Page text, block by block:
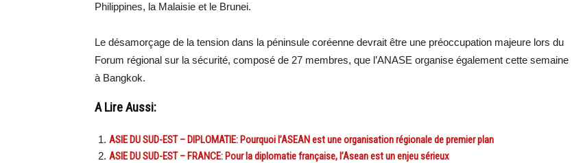
Philippines, la Malaisie et le Brunei.
Le désamorçage de la tension dans la péninsule coréenne devrait être une préoccupation majeure lors du
Forum régional sur la sécurité, composé de 27 membres, que l’ANASE organise également cette semaine
à Bangkok.
A Lire Aussi:
ASIE DU SUD-EST – DIPLOMATIE: Pourquoi l’ASEAN est une organisation régionale de premier plan
ASIE DU SUD-EST – FRANCE: Pour la diplomatie française, l’Asean est un enjeu sérieux